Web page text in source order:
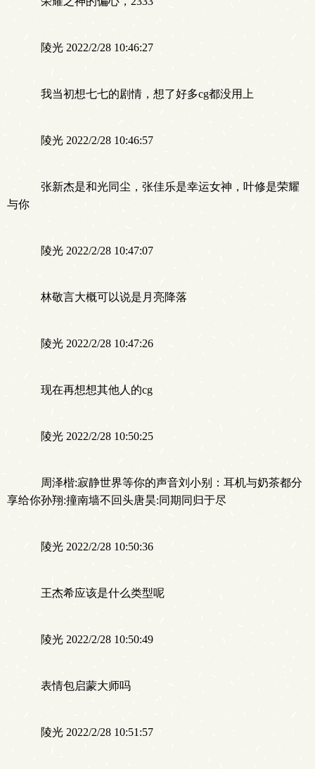
陵光 2022/2/28 10:46:27
我当初想七七的剧情，想了好多cg都没用上
陵光 2022/2/28 10:46:57
张新杰是和光同尘，张佳乐是幸运女神，叶修是荣耀
与你
陵光 2022/2/28 10:47:07
林敬言大概可以说是月亮降落
陵光 2022/2/28 10:47:26
现在再想想其他人的cg
陵光 2022/2/28 10:50:25
周泽楷:寂静世界等你的声音刘小别：耳机与奶茶都分
享给你孙翔:撞南墙不回头唐昊:同期同归于尽
陵光 2022/2/28 10:50:36
王杰希应该是什么类型呢
陵光 2022/2/28 10:50:49
表情包启蒙大师吗
陵光 2022/2/28 10:51:57